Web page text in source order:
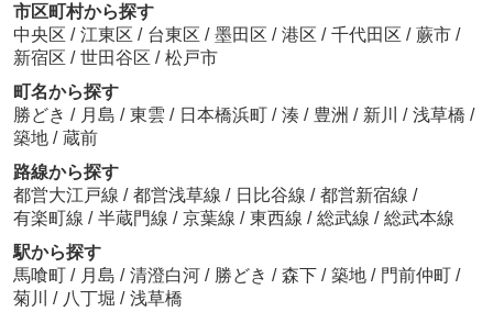
市区町村から探す
中央区 / 江東区 / 台東区 / 墨田区 / 港区 / 千代田区 / 蕨市 /
新宿区 / 世田谷区 / 松戸市
町名から探す
勝どき / 月島 / 東雲 / 日本橋浜町 / 湊 / 豊洲 / 新川 / 浅草橋 /
築地 / 蔵前
路線から探す
都営大江戸線 / 都営浅草線 / 日比谷線 / 都営新宿線 /
有楽町線 / 半蔵門線 / 京葉線 / 東西線 / 総武線 / 総武本線
駅から探す
馬喰町 / 月島 / 清澄白河 / 勝どき / 森下 / 築地 / 門前仲町 /
菊川
/ 八丁堀 / 浅草橋